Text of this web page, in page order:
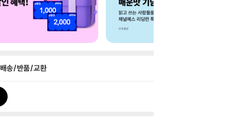
배송/반품/교환